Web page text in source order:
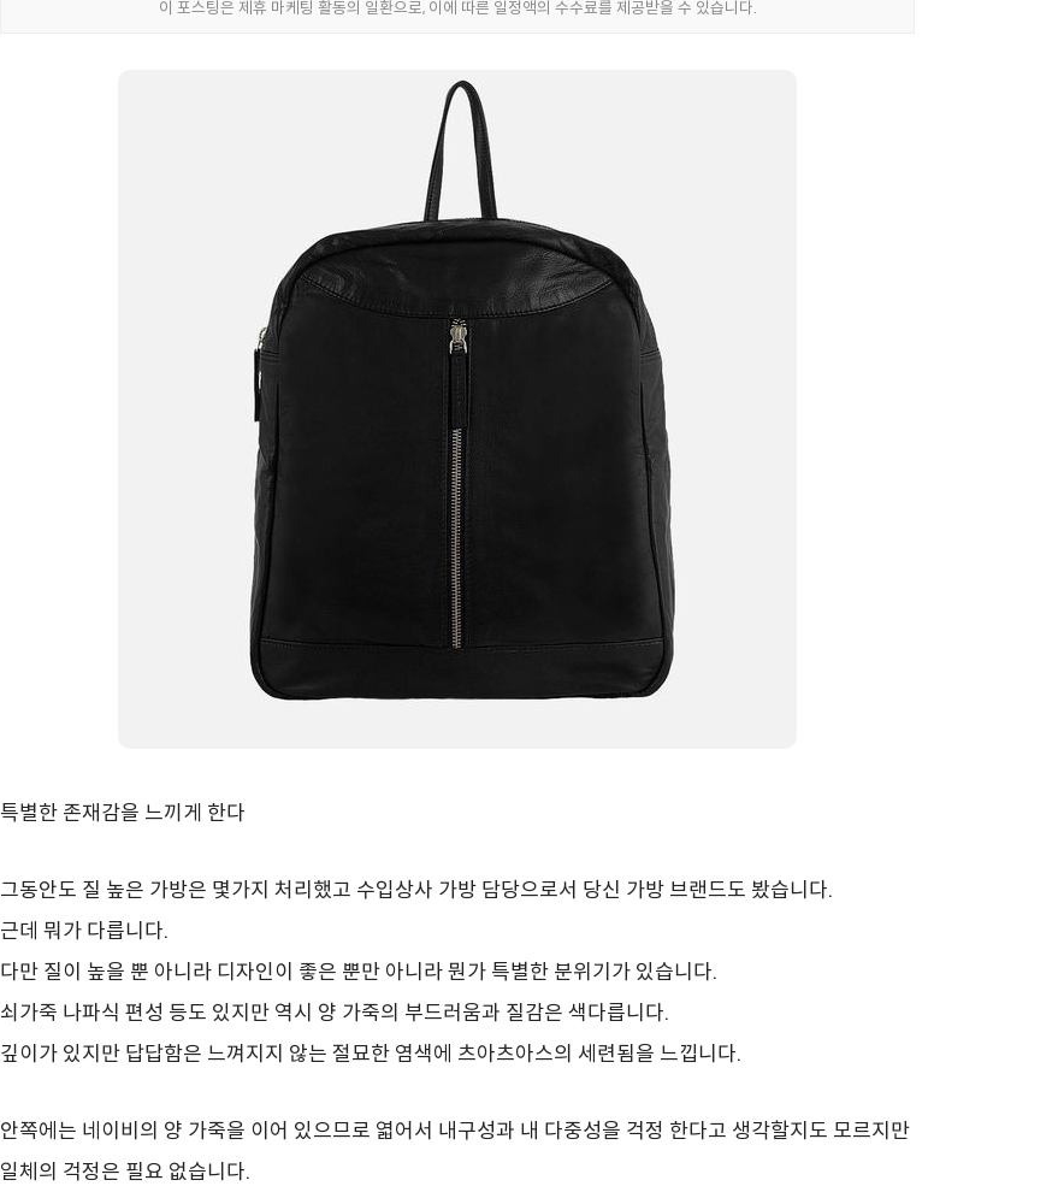
특별한 존재감을 느끼게 한다
그동안도 질 높은 가방은 몇가지 처리했고 수입상사 가방 담당으로서 당신 가방 브랜드도 봤습니다.
근데 뭐가 다릅니다.
다만 질이 높을 뿐 아니라 디자인이 좋은 뿐만 아니라 뭔가 특별한 분위기가 있습니다.
쇠가죽 나파식 편성 등도 있지만 역시 양 가죽의 부드러움과 질감은 색다릅니다.
깊이가 있지만 답답함은 느껴지지 않는 절묘한 염색에 츠아츠아스의 세련됨을 느낍니다.
안쪽에는 네이비의 양 가죽을 이어 있으므로 엷어서 내구성과 내 다중성을 걱정 한다고 생각할지도 모르지만
일체의 걱정은 필요 없습니다.